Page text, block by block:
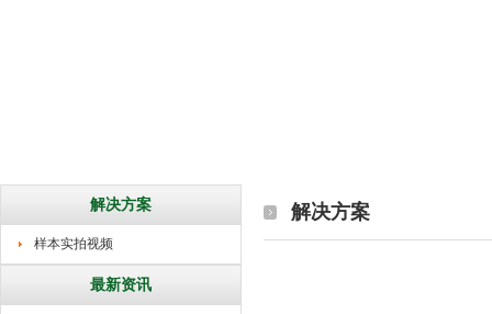
解决方案
样本实拍视频
最新资讯
解决方案